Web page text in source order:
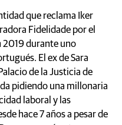
que reclama Iker
Fidelidade por el
2019 durante uno
El ex de Sara
de la Justicia de
pidiendo una millonaria
laboral y las
hace 7 años a pesar de